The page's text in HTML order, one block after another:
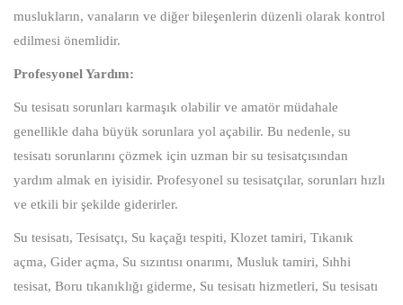
muslukların, vanaların ve diğer bileşenlerin düzenli olarak kontrol
edilmesi önemlidir.
Profesyonel Yardım:
Su tesisatı sorunları karmaşık olabilir ve amatör müdahale
genellikle daha büyük sorunlara yol açabilir. Bu nedenle, su
tesisatı sorunlarını çözmek için uzman bir su tesisatçısından
yardım almak en iyisidir. Profesyonel su tesisatçılar, sorunları hızlı
ve etkili bir şekilde giderirler.
Su tesisatı, Tesisatçı, Su kaçağı tespiti, Klozet tamiri, Tıkanık
açma, Gider açma, Su sızıntısı onarımı, Musluk tamiri, Sıhhi
tesisat, Boru tıkanıklığı giderme, Su tesisatı hizmetleri, Su tesisatı